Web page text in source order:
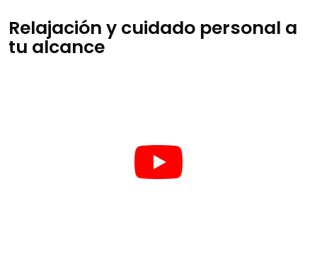
Relajación y cuidado personal a
tu alcance